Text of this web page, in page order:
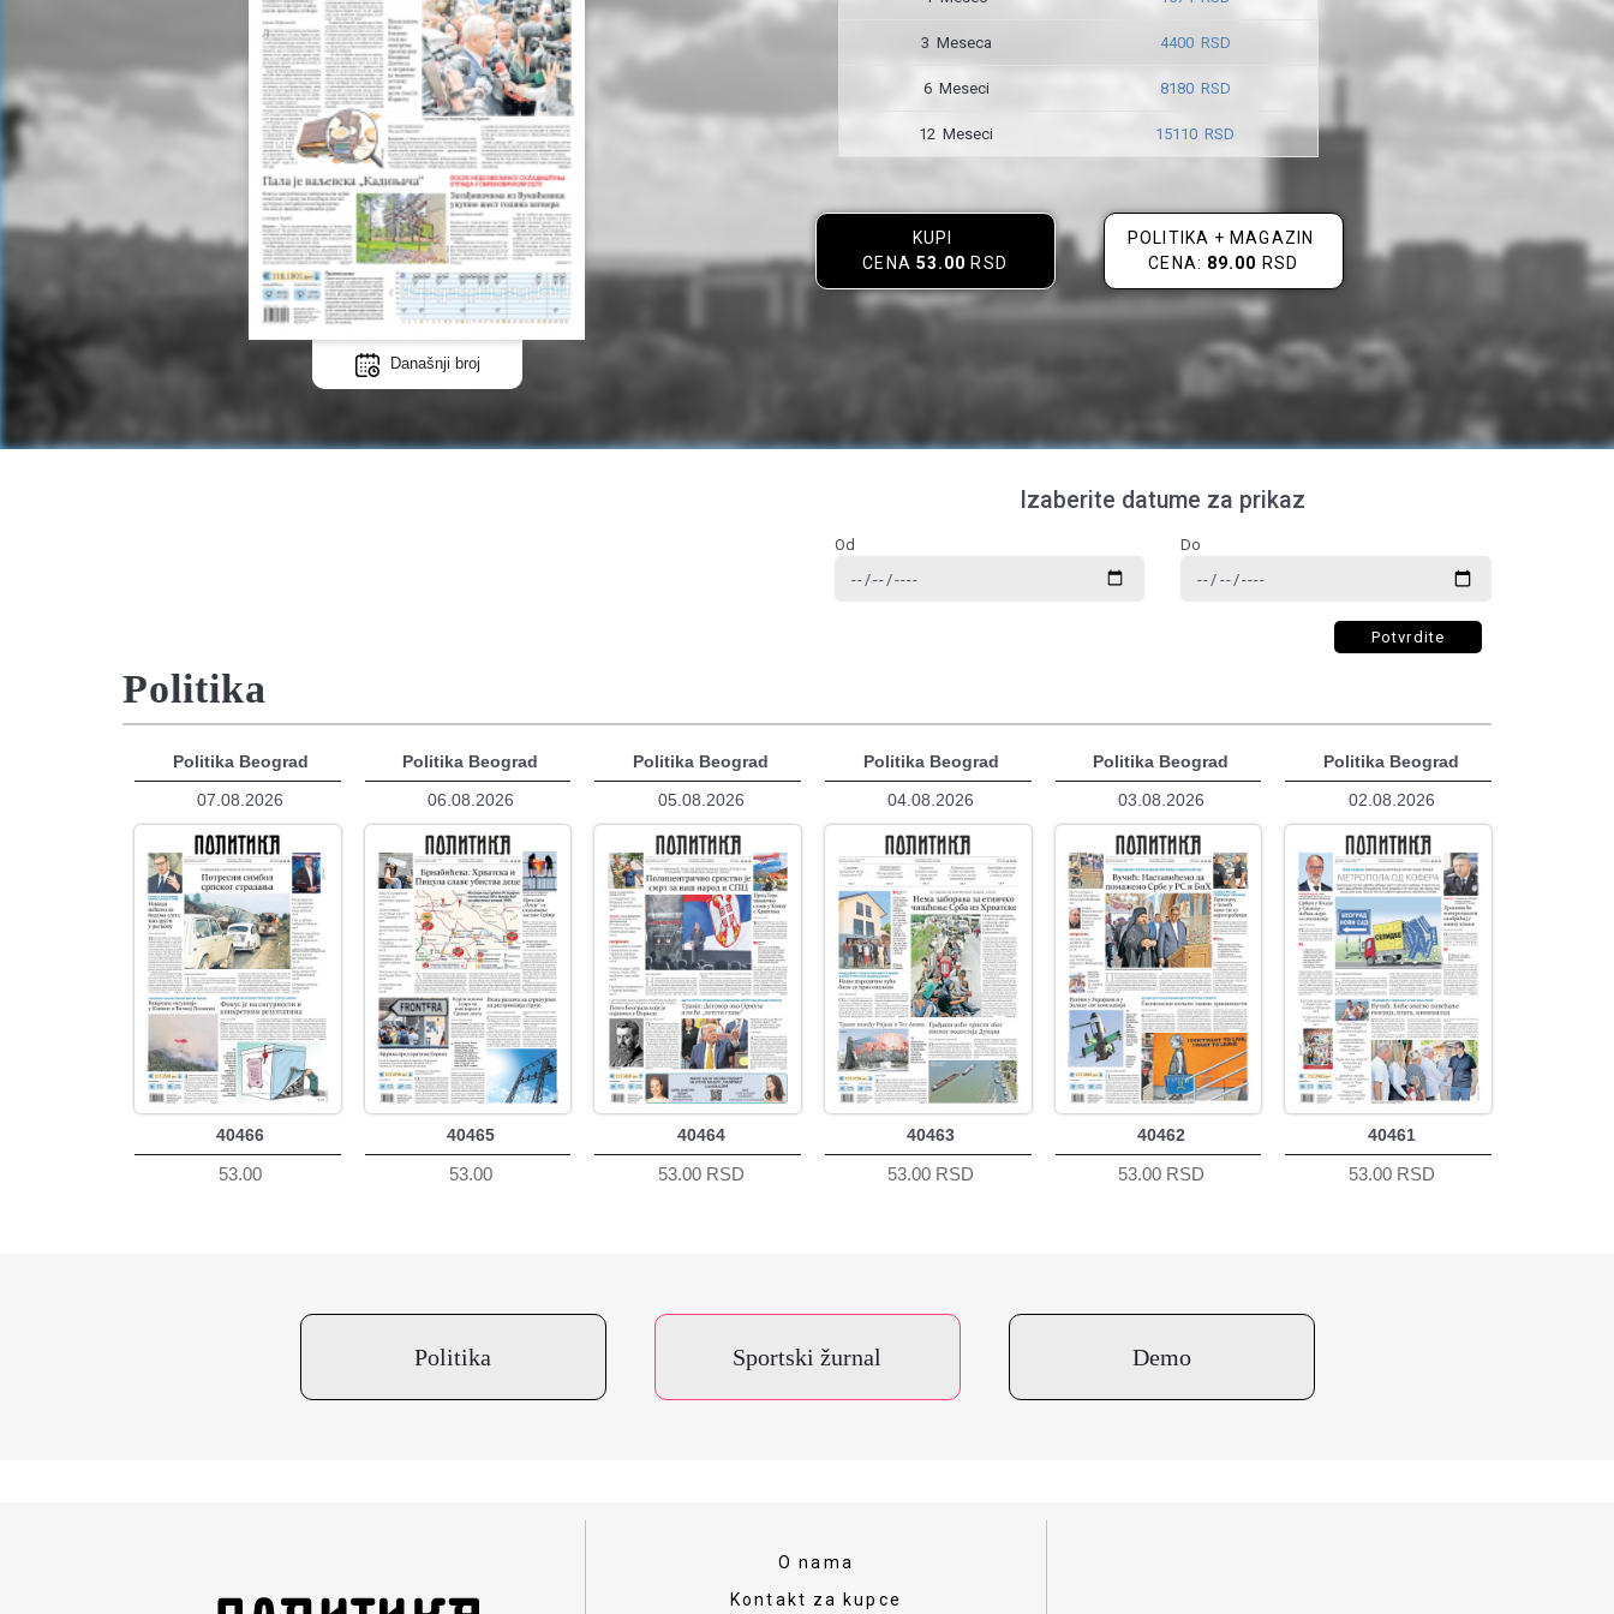
Današnji broj
3 Meseca 4400 RSD
6 Meseci 8180 RSD
12 Meseci 15110 RSD
KUPI
CENA 53.00 RSD
POLITIKA + MAGAZIN
CENA: 89.00 RSD
Izaberite datume za prikaz
Od Do
Potvrdite
Politika
Politika Beograd
07.08.2026
40466
53.00
Politika Beograd
06.08.2026
40465
53.00
Politika Beograd
05.08.2026
40464
53.00 RSD
Politika Beograd
04.08.2026
40463
53.00 RSD
Politika Beograd
03.08.2026
40462
53.00 RSD
Politika Beograd
02.08.2026
40461
53.00 RSD
Politika Sportski žurnal Demo
O nama
Kontakt za kupce